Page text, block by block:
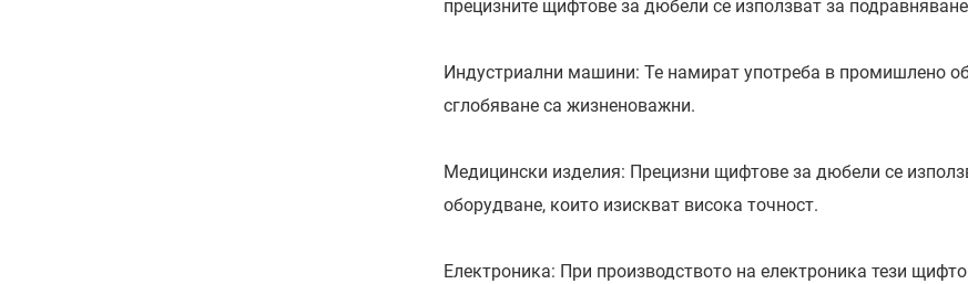
прецизните щифтове за дюбели се използват за
Индустриални машини: Те намират употреба в промишлено
сглобяване са жизненоважни.
Медицински изделия: Прецизни щифтове за дюбели се
оборудване, които изискват висока точност.
Електроника: При производството на електроника тези